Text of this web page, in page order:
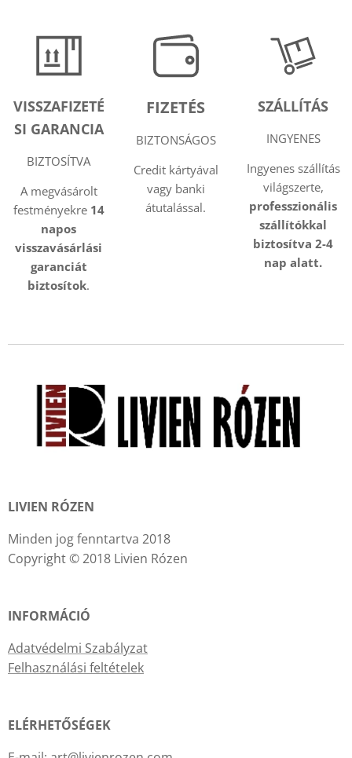
VISSZAFIZETÉ
SI GARANCIA
BIZTOSÍTVA
A megvásárolt
festményekre 14
napos
visszavásárlási
garanciát
biztosítok.
FIZETÉS
BIZTONSÁGOS
Credit kártyával
vagy banki
átutalással.
SZÁLLÍTÁS
INGYENES
Ingyenes szállítás
világszerte,
professzionális
szállítókkal
biztosítva 2-4
nap alatt.
LIVIEN RÓZEN
Minden jog fenntartva 2018
Copyright © 2018 Livien Rózen
INFORMÁCIÓ
Adatvédelmi Szabályzat
Felhasználási feltételek
ELÉRHETŐSÉGEK